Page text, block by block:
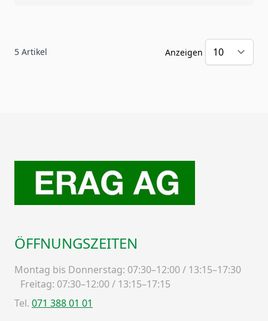
5 Artikel Anzeigen
ÖFFNUNGSZEITEN
Montag bis Donnerstag: 07:30–12:00 / 13:15–17:30
Freitag: 07:30–12:00 / 13:15–17:15
Tel. 071 388 01 01